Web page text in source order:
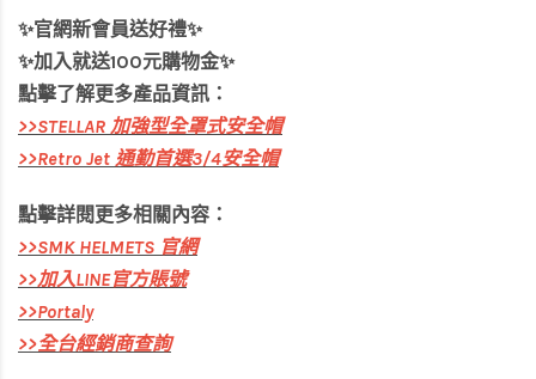
✨官網新會員送好禮✨
✨加入就送100元購物金✨
點擊了解更多產品資訊：
>>STELLAR 加強型全罩式安全帽
>>Retro Jet 通勤首選3/4安全帽
點擊詳閱更多相關內容：
>>SMK HELMETS 官網
>>加入LINE官方賬號
>>Portaly
>>全台經銷商查詢